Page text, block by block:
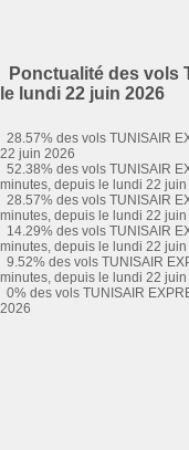
Ponctualité des vols
le lundi 22 juin 2026
28.57% des vols TUNISAIR
22 juin 2026
52.38% des vols TUNISAIR
minutes, depuis le lundi 22 juin
28.57% des vols TUNISAIR
minutes, depuis le lundi 22 juin
14.29% des vols TUNISAIR
minutes, depuis le lundi 22 juin
9.52% des vols TUNISAIR
minutes, depuis le lundi 22 juin
0% des vols TUNISAIR
2026